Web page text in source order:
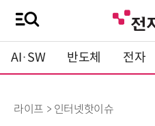
AI·SW 반도체 전자
라이프 > 인터넷핫이슈